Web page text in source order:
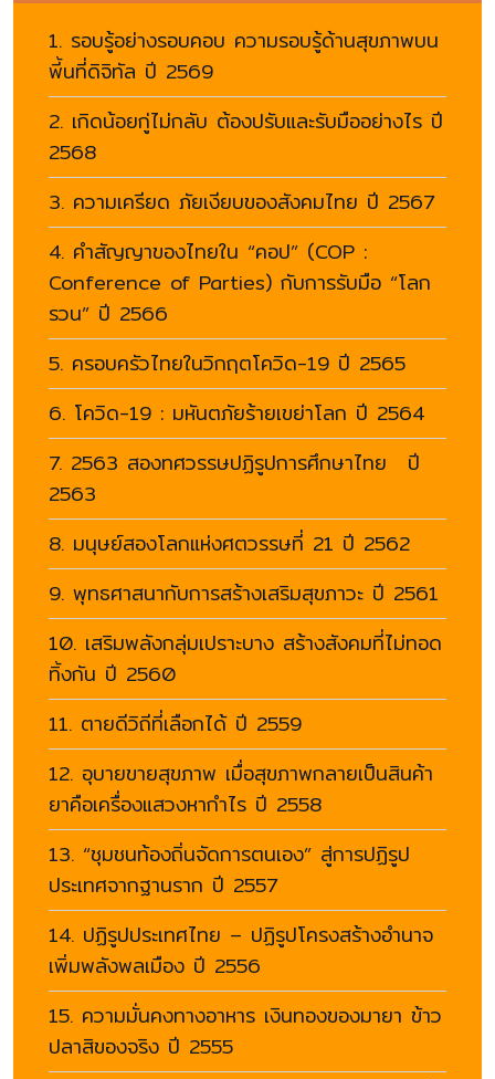
1. รอบรู้อย่างรอบคอบ ความรอบรู้ด้านสุขภาพบน
พี้นที่ดิจิทัล ปี 2569
2. เกิดน้อยกู่ไม่กลับ ต้องปรับและรับมืออย่างไร ปี
2568
3. ความเครียด ภัยเงียบของสังคมไทย ปี 2567
4. คำสัญญาของไทยใน “คอป” (COP :
Conference of Parties) กับการรับมือ “โลก
รวน” ปี 2566
5. ครอบครัวไทยในวิกฤตโควิด-19 ปี 2565
6. โควิด-19 : มหันตภัยร้ายเขย่าโลก ปี 2564
7. 2563 สองทศวรรษปฏิรูปการศึกษาไทย ปี
2563
8. มนุษย์สองโลกแห่งศตวรรษที่ 21 ปี 2562
9. พุทธศาสนากับการสร้างเสริมสุขภาวะ ปี 2561
10. เสริมพลังกลุ่มเปราะบาง สร้างสังคมที่ไม่ทอด
ทิ้งกัน ปี 2560
11. ตายดีวิถีที่เลือกได้ ปี 2559
12. อุบายขายสุขภาพ เมื่อสุขภาพกลายเป็นสินค้า
ยาคือเครื่องแสวงหากำไร ปี 2558
13. “ชุมชนท้องถิ่นจัดการตนเอง” สู่การปฏิรูป
ประเทศจากฐานราก ปี 2557
14. ปฏิรูปประเทศไทย – ปฏิรูปโครงสร้างอำนาจ
เพิ่มพลังพลเมือง ปี 2556
15. ความมั่นคงทางอาหาร เงินทองของมายา ข้าว
ปลาสิของจริง ปี 2555